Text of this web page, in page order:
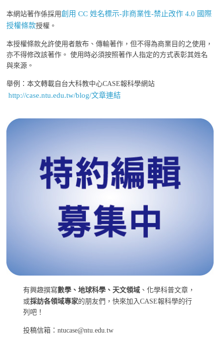
本網站著作係採用創用 CC 姓名標示-非商業性-禁止改作 4.0 國際
授權條款授權。
本授權條款允許使用者散布、傳輸著作，但不得為商業目的之使用，
亦不得修改該著作。 使用時必須按照著作人指定的方式表彰其姓名
與來源。
舉例：本文轉載自台大科教中心CASE報科學網站
http://case.ntu.edu.tw/blog/文章連結
有興趣撰寫數學、地球科學、天文領域 、化學科普文章，
或採訪各領域專家的朋友們，快來加入CASE報科學的行
列吧！
投稿信箱：ntucase@ntu.edu.tw